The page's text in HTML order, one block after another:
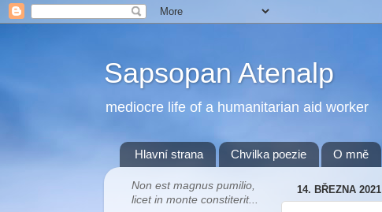
Sapsopan Atenalp
mediocre life of a humanitarian aid worker
Hlavní strana Chvilka poezie O mně
14. BŘEZNA 2021
Non est magnus pumilio,
licet in monte constiterit...